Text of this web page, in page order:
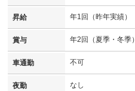
昇給 年1回（昨年実績）
賞与 年2回（夏季・冬季）
車通勤 不可
夜勤 なし